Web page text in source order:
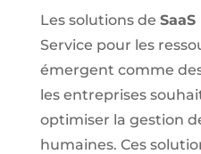
Les solutions de SaaS
Service pour les
émergent comme
les entreprises
optimiser la gestion
humaines. Ces